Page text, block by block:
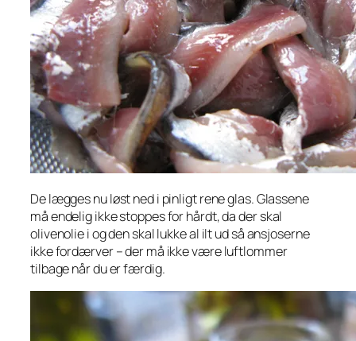
De lægges nu løst ned i pinligt rene glas. Glassene
må endelig ikke stoppes for hårdt, da der skal
olivenolie i og den skal lukke al ilt ud så ansjoserne
ikke fordærver – der må ikke være luftlommer
tilbage når du er færdig.